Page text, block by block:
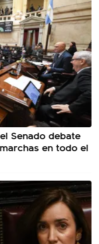
Senado debate
en todo el